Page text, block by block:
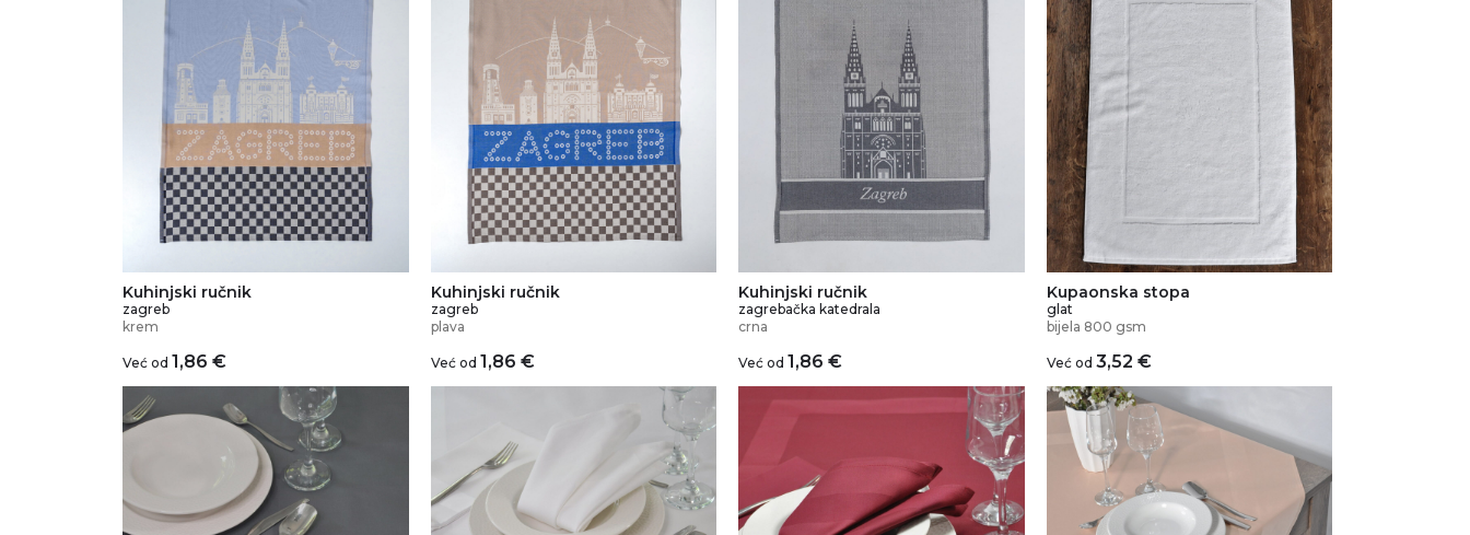
Kuhinjski ručnik
zagreb
krem
Već od 1,86 €
Kuhinjski ručnik
zagreb
plava
Već od 1,86 €
Kuhinjski ručnik
zagrebačka katedrala
crna
Već od 1,86€
Kupaonska stopa
glat
bijela 800 gsm
Već od 3,52 €